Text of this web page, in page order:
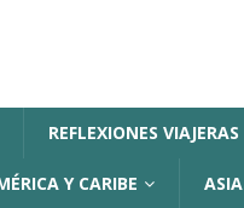
REFLEXIONES VIAJERAS
Y CARIBE ASIA